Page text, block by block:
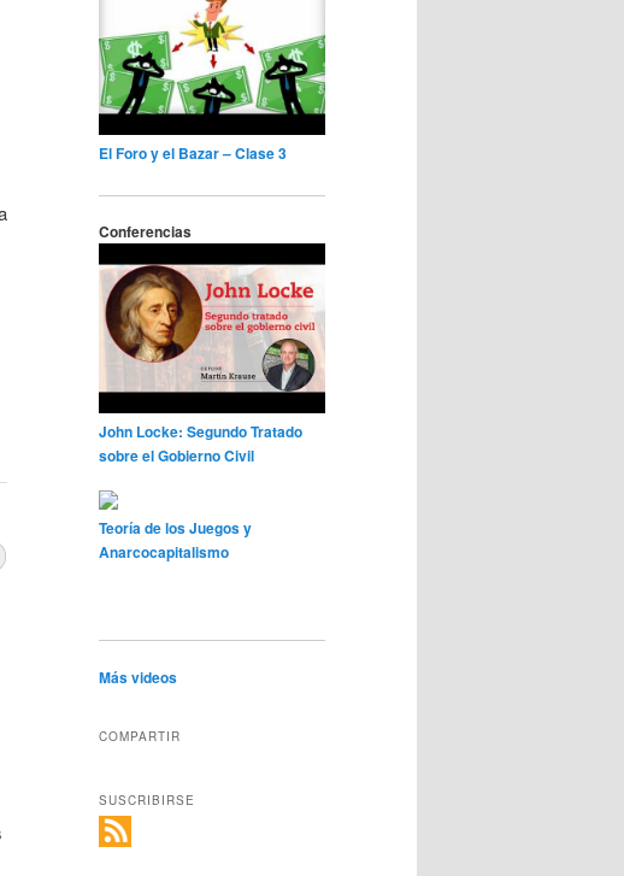
El Foro y el Bazar – Clase 3
Conferencias
John Locke: Segundo Tratado
sobre el Gobierno Civil
Teoría de los Juegos y
Anarcocapitalismo
Más videos
COMPARTIR
SUSCRIBIRSE